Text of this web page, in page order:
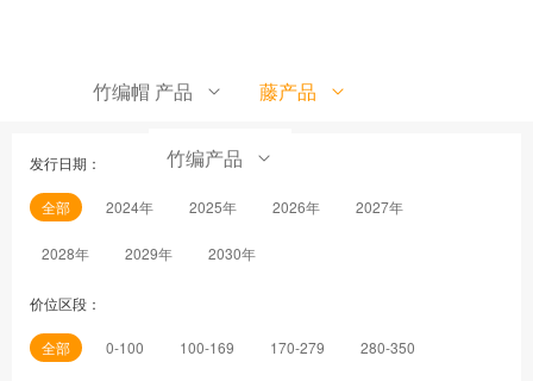
竹编帽 产品 藤产品
竹编产品
发行日期：
全部 2024年 2025年 2026年 2027年
2028年 2029年 2030年
价位区段：
全部 0-100 100-169 170-279 280-350